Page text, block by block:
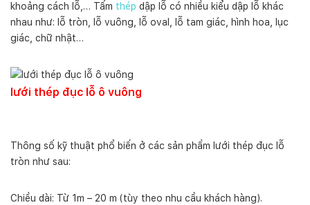
khoảng cách lỗ,… Tấm thép dập lỗ có nhiều kiểu dập lỗ khác
nhau như: lỗ tròn, lỗ vuông, lỗ oval, lỗ tam giác, hình hoa, lục
giác, chữ nhật…
lưới thép đục lỗ ô vuông
Thông số kỹ thuật phổ biến ở các sản phẩm lưới thép đục lỗ
tròn như sau:
Chiều dài: Từ 1m – 20 m (tùy theo nhu cầu khách hàng).